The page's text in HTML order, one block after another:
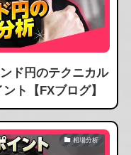
ド円のテクニカル
ト【FXブログ】
相場分析